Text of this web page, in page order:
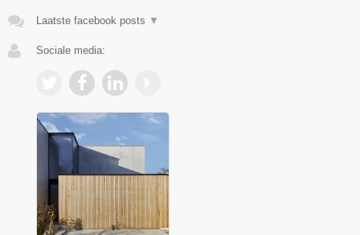
Laatste facebook posts ▼
Sociale media: